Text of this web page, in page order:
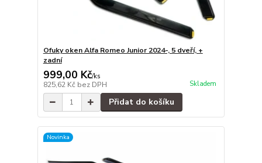
Ofuky oken Alfa Romeo Junior 2024-, 5 dveří, +
zadní
999,00 Kč/ks
825,62 Kč bez DPH Skladem
Přidat do košíku
Novinka